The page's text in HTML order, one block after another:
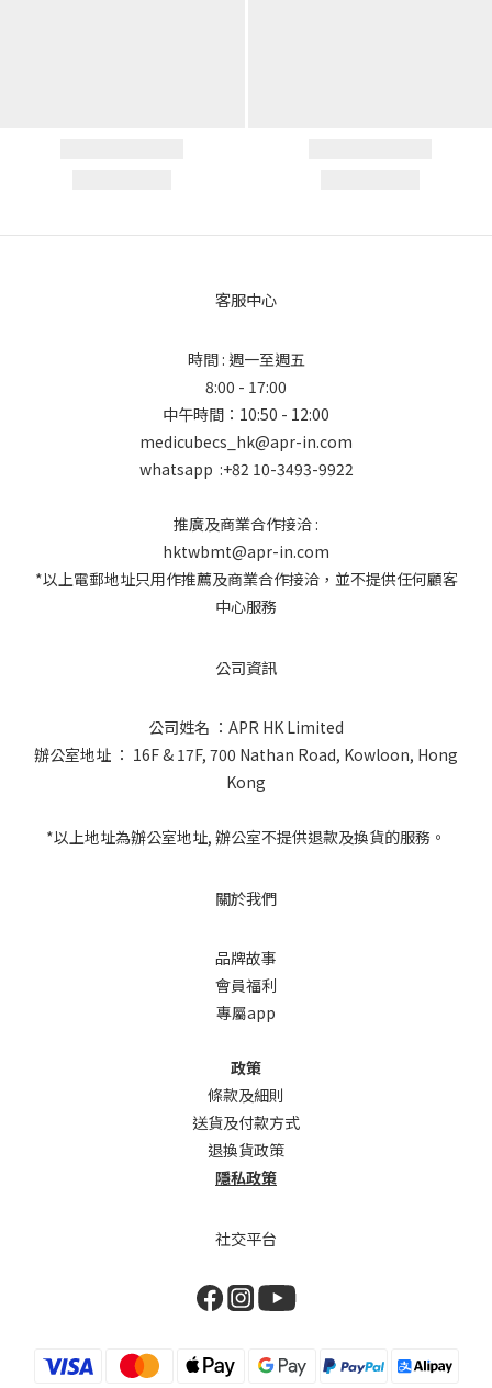
客服中心
時間 : 週一至週五
8:00 - 17:00
中午時間：10:50 - 12:00
medicubecs_hk@apr-in.com
whatsapp :+82 10-3493-9922
推廣及商業合作接洽 :
hktwbmt@apr-in.com
*以上電郵地址只用作推薦及商業合作接洽，並不提供任何顧客
中心服務
公司資訊
公司姓名 ：APR HK Limited
辦公室地址 ： 16F & 17F, 700 Nathan Road, Kowloon, Hong
Kong
*以上地址為辦公室地址, 辦公室不提供退款及換貨的服務。
關於我們
品牌故事
會員福利
專屬app
政策
條款及細則
送貨及付款方式
退換貨政策
隱私政策
社交平台